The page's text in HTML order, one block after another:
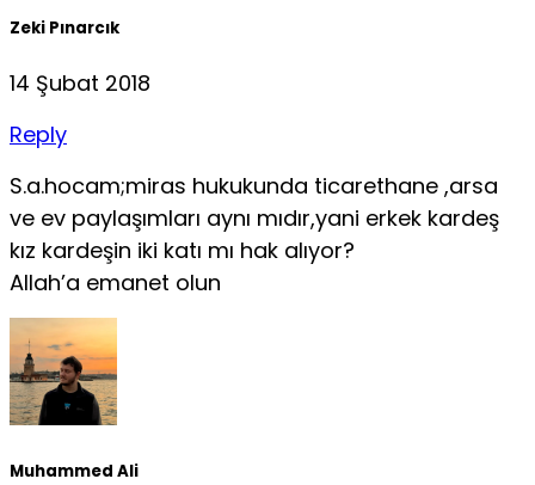
Zeki Pınarcık
14 Şubat 2018
Reply
S.a.hocam;miras hukukunda ticarethane ,arsa
ve ev paylaşımları aynı mıdır,yani erkek kardeş
kız kardeşin iki katı mı hak alıyor?
Allah’a emanet olun
Muhammed Ali